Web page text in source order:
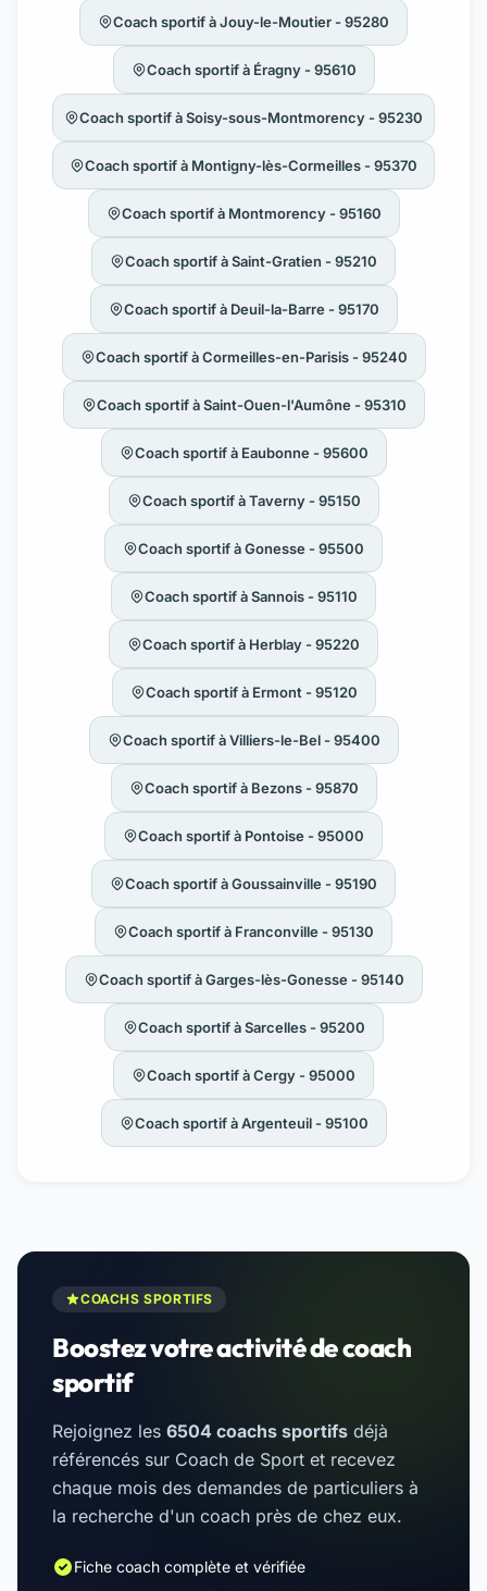
Coach sportif à Jouy-le-Moutier - 95280
Coach sportif à Éragny - 95610
Coach sportif à Soisy-sous-Montmorency - 95230
Coach sportif à Montigny-lès-Cormeilles - 95370
Coach sportif à Montmorency - 95160
Coach sportif à Saint-Gratien - 95210
Coach sportif à Deuil-la-Barre - 95170
Coach sportif à Cormeilles-en-Parisis - 95240
Coach sportif à Saint-Ouen-l'Aumône - 95310
Coach sportif à Eaubonne - 95600
Coach sportif à Taverny - 95150
Coach sportif à Gonesse - 95500
Coach sportif à Sannois - 95110
Coach sportif à Herblay - 95220
Coach sportif à Ermont - 95120
Coach sportif à Villiers-le-Bel - 95400
Coach sportif à Bezons - 95870
Coach sportif à Pontoise - 95000
Coach sportif à Goussainville - 95190
Coach sportif à Franconville - 95130
Coach sportif à Garges-lès-Gonesse - 95140
Coach sportif à Sarcelles - 95200
Coach sportif à Cergy - 95000
Coach sportif à Argenteuil - 95100
COACHS SPORTIFS
Boostez votre activité de coach
sportif
Rejoignez les 6504 coachs sportifs déjà
référencés sur Coach de Sport et recevez
chaque mois des demandes de particuliers à
la recherche d'un coach près de chez eux.
Fiche coach complète et vérifiée